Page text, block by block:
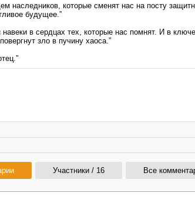
наследников, которые сменят нас на посту
будущее.”
в сердцах тех, которые нас помнят. И в
зло в пучину хаоса.”
Участники / 16 Все